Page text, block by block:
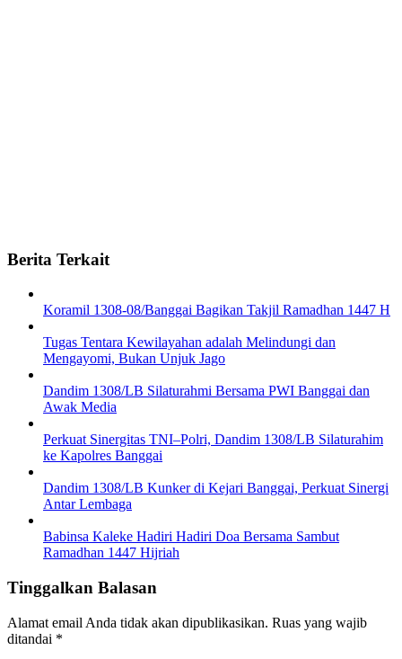
Berita Terkait
Koramil 1308-08/Banggai Bagikan Takjil Ramadhan 1447 H
Tugas Tentara Kewilayahan adalah Melindungi dan
Mengayomi, Bukan Unjuk Jago
Dandim 1308/LB Silaturahmi Bersama PWI Banggai dan
Awak Media
Perkuat Sinergitas TNI–Polri, Dandim 1308/LB Silaturahim
ke Kapolres Banggai
Dandim 1308/LB Kunker di Kejari Banggai, Perkuat Sinergi
Antar Lembaga
Babinsa Kaleke Hadiri Hadiri Doa Bersama Sambut
Ramadhan 1447 Hijriah
Tinggalkan Balasan
Alamat email Anda tidak akan dipublikasikan. Ruas yang wajib
ditandai *